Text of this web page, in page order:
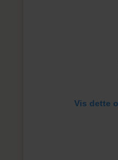
Vis dette